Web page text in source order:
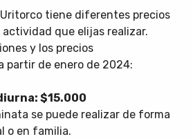
Uritorco tiene diferentes precios
que elijas realizar.
y los precios
partir de enero de 2024:
$15.000
se puede realizar de forma
o en familia.